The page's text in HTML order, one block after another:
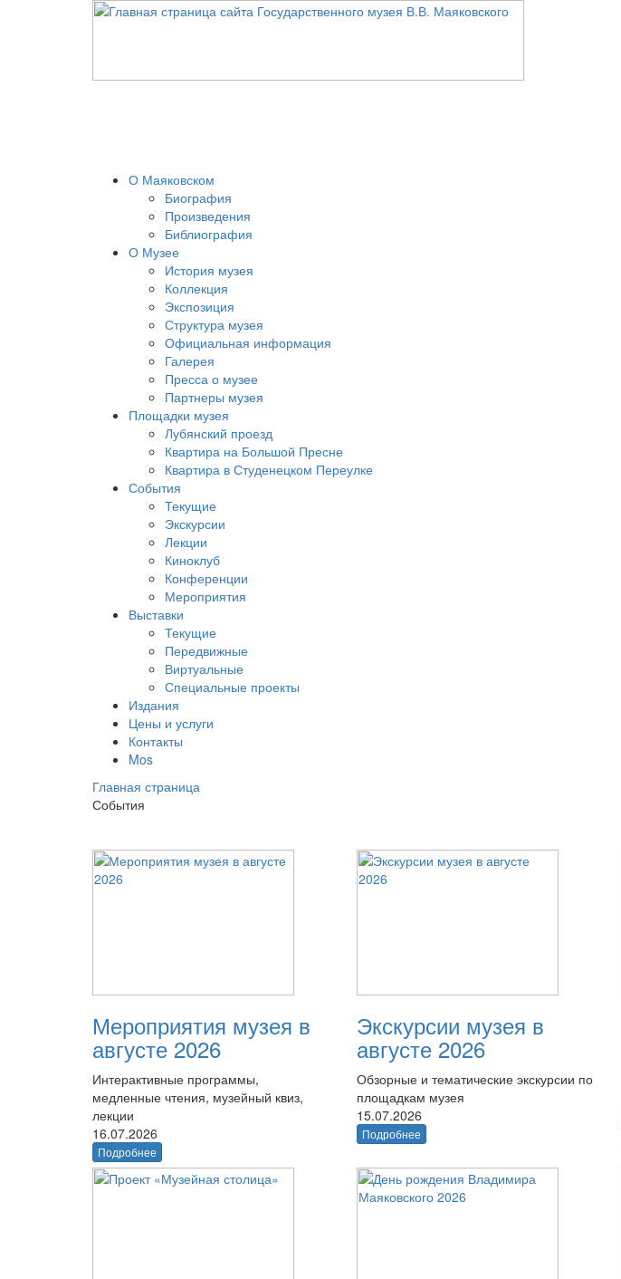
О Маяковском
Биография
Произведения
Библиография
О Музее
История музея
Коллекция
Экспозиция
Структура музея
Официальная информация
Галерея
Пресса о музее
Партнеры музея
Площадки музея
Лубянский проезд
Квартира на Большой Пресне
Квартира в Студенецком Переулке
События
Текущие
Экскурсии
Лекции
Киноклуб
Конференции
Мероприятия
Выставки
Текущие
Передвижные
Виртуальные
Специальные проекты
Издания
Цены и услуги
Контакты
Mos
Главная страница
События
Мероприятия музея в
августе 2026
Интерактивные программы,
медленные чтения, музейный квиз,
лекции
16.07.2026
Подробнее
Экскурсии музея в
августе 2026
Обзорные и тематические экскурсии по
площадкам музея
15.07.2026
Подробнее